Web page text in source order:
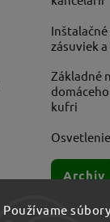
Používame
zásuviek
Základné
kufri
Archív